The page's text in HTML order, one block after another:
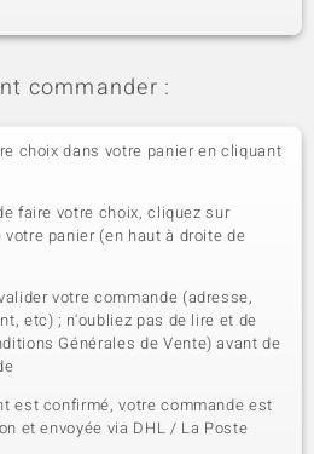
commander :
choix dans votre panier en cliquant
faire votre choix, cliquez sur
panier (en haut à droite de
votre commande (adresse,
etc) ; n'oubliez pas de lire et de
Générales de Vente) avant de
est confirmé, votre commande est
et envoyée via DHL / La Poste